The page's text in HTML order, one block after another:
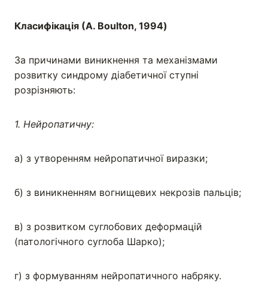
Класифікація (А. Воulton, 1994)
За причинами виникнення та механізмами
розвитку синдрому діабетичної ступні
розрізняють:
1. Нейропатичну:
а) з утворенням нейропатичної виразки;
б) з виникненням вогнищевих некрозів пальців;
в) з розвитком суглобових деформацій
(патологічного суглоба Шарко);
г) з формуванням нейропатичного набряку.